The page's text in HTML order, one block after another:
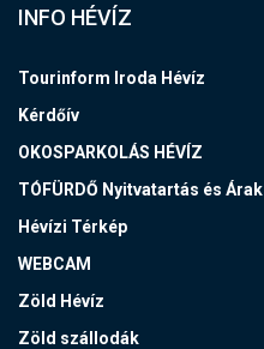
INFO HÉVÍZ
Tourinform Iroda Hévíz
Kérdőív
OKOSPARKOLÁS HÉVÍZ
TÓFÜRDŐ Nyitvatartás és Árak
Hévízi Térkép
WEBCAM
Zöld Hévíz
Zöld szállodák